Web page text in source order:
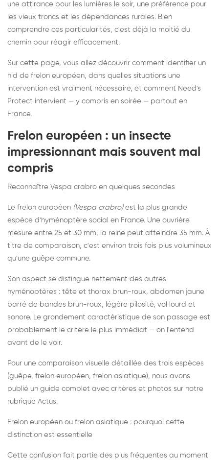
une attirance pour les lumières le soir, une préférence pour
les vieux troncs et les dépendances rurales. Bien
comprendre ces particularités, c'est déjà la moitié du
chemin pour réagir efficacement.
Sur cette page, vous allez découvrir comment identifier un
nid de frelon européen, dans quelles situations une
intervention est vraiment nécessaire, et comment Need's
Protect intervient — y compris en soirée — partout en
France.
Frelon européen : un insecte
impressionnant mais souvent mal
compris
Reconnaître Vespa crabro en quelques secondes
Le frelon européen (Vespa crabro)est la plus grande
espèce d'hyménoptère social en France. Une ouvrière
mesure entre 25 et 30 mm, la reine peut atteindre 35 mm. À
titre de comparaison, c'est environ trois fois plus volumineux
qu'une guêpe commune.
Son aspect se distingue nettement des autres
hyménoptères : tête et thorax brun-roux, abdomen jaune
barré de bandes brun-roux, légère pilosité, vol lourd et
sonore. Le grondement caractéristique de son passage est
probablement le critère le plus immédiat — on l'entend
avant de le voir.
Pour une comparaison visuelle détaillée des trois espèces
(guêpe, frelon européen, frelon asiatique), nous avons
publié un guide complet avec critères et photos sur notre
rubrique Actus.
Frelon européen ou frelon asiatique : pourquoi cette
distinction est essentielle
Cette confusion fait partie des plus fréquentes au moment